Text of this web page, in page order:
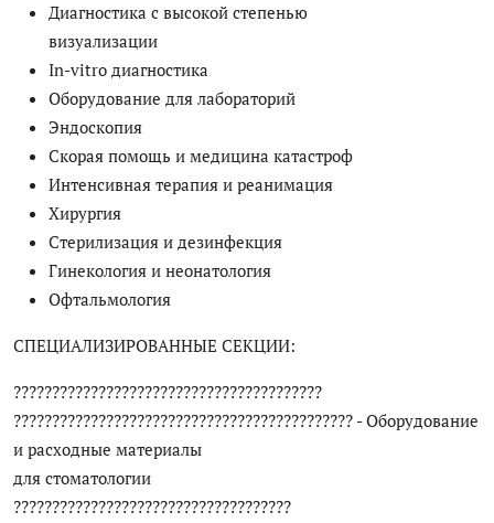
Диагностика с высокой степенью
визуализации
In-vitro диагностика
Оборудование для лабораторий
Эндоскопия
Скорая помощь и медицина катастроф
Интенсивная терапия и реанимация
Хирургия
Стерилизация и дезинфекция
Гинекология и неонатология
Офтальмология
СПЕЦИАЛИЗИРОВАННЫЕ СЕКЦИИ:
????????????????????????????????????????
???????????????????????????????????????????? - Оборудование
и расходные материалы
для стоматологии
????????????????????????????????????